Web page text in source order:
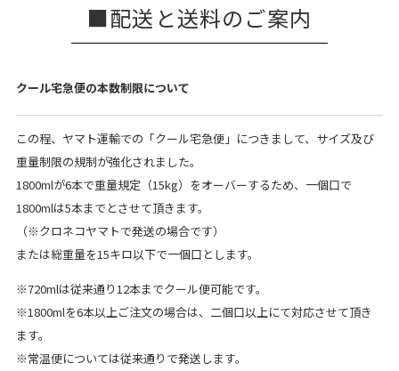
配送と送料のご案内
クール宅急便の本数制限について
この程、ヤマト運輸での「クール宅急便」につきまして、サイズ及び
重量制限の規制が強化されました。
1800mlが6本で重量規定（15kg）をオーバーするため、一個口で
1800mlは5本までとさせて頂きます。
（※クロネコヤマトで発送の場合です）
または総重量を15キロ以下で一個口とします。
※720mlは従来通り12本までクール便可能です。
※1800mlを6本以上ご注文の場合は、二個口以上にて対応させて頂き
ます。
※常温便については従来通りで発送します。